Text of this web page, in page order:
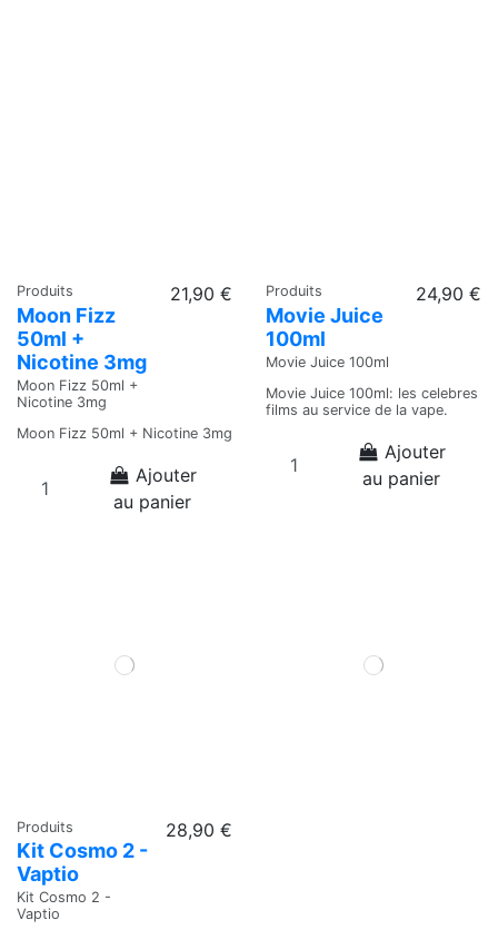
Produits
Moon Fizz
50ml +
Nicotine 3mg
Moon Fizz 50ml +
Nicotine 3mg
21,90 €
Moon Fizz 50ml + Nicotine 3mg
Ajouter
au panier
Produits
Movie Juice
100ml
Movie Juice 100ml
24,90 €
Movie Juice 100ml: les celebres
films au service de la vape.
Ajouter
au panier
Produits
Kit Cosmo 2 -
Vaptio
Kit Cosmo 2 -
Vaptio
28,90 €